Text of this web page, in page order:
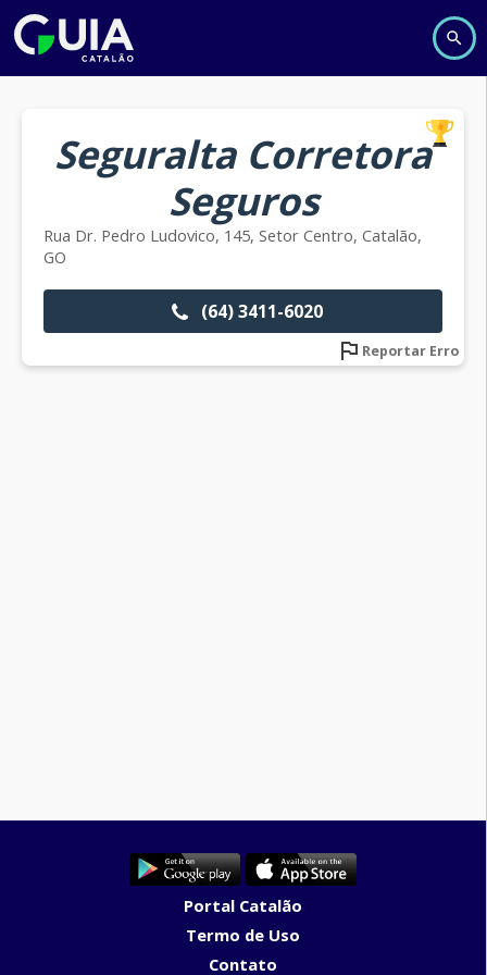
Seguralta Corretora
Seguros
Rua Dr. Pedro Ludovico, 145, Setor Centro, Catalão,
GO
(64) 3411-6020
Reportar Erro
Portal Catalão
Termo de Uso
Contato